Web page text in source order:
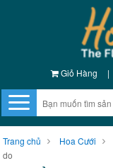
Giỏ Hàng |
Trang chủ Hoa Cưới
do